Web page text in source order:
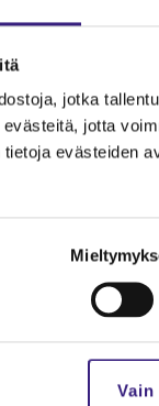
jotka
jotta
eväs­tei­den
Myl­ly­mä­ki, KTT,
​arvo ja
mää­rit­te­ly ja
työ­suh­teen ja